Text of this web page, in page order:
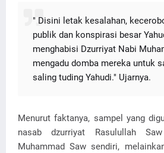
" Disini letak kesalahan,
publik dan konspirasi besar
menghabisi Dzurriyat Nabi
mengadu domba mereka untuk
saling tuding Yahudi." Ujarnya.
Menurut faktanya, sampel yang
nasab dzurriyat Rasulullah
Muhammad Saw sendiri,